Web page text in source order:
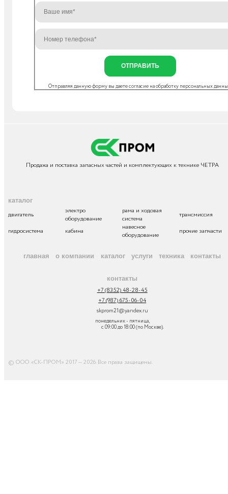
ОТПРАВИТЬ
Отправляя данную форму вы даете согласие наобработку персональных
Продажа и поставка запасных частей и комплектующих к технике ЧЕТРА
каталог
двигатель
электро
оборудование
рама и ходовая
система
трансмиссия
гидросистема
кабина
навесное
оборудование
прочие запчасти
главная о компании каталог услуги техника контакты
контакты
+7 (8352) 48-28-45
+7 (987) 675-06-04
skprom21@yandex.ru
понедельник - пятница,
с 09:00 до 18:00 (по Москве).
© ООО «СК-ПРОМ» 2017 — 2026. Все права защищены